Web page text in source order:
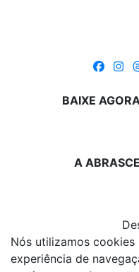
BAIXE
A
Nós utilizamos cookies
experiência de